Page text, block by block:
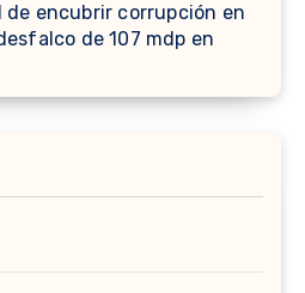
de encubrir corrupción en
de 107 mdp en